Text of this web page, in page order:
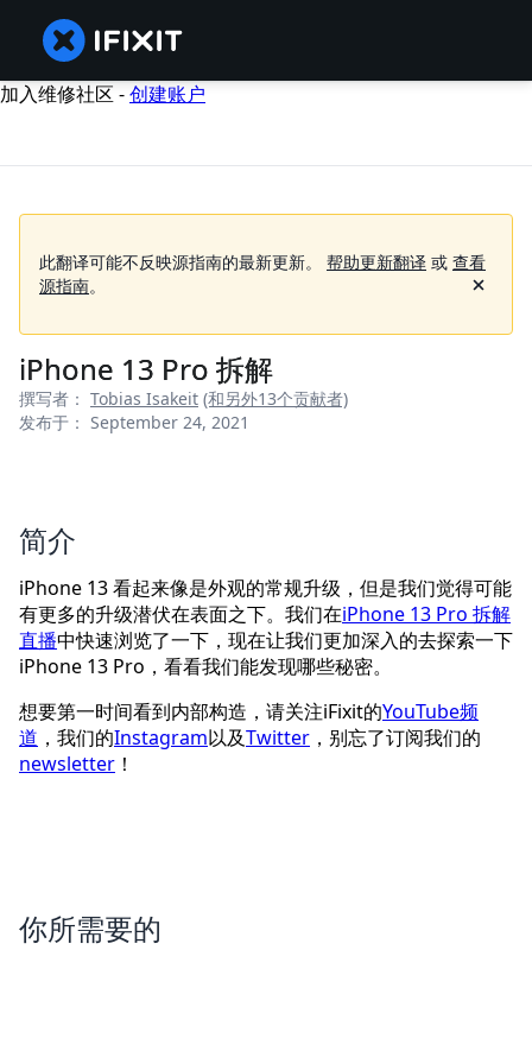
加入维修社区 -创建账户
此翻译可能不反映源指南的最新更新。 帮助更新翻译 或 查看
源指南。
iPhone 13 Pro 拆解
撰写者： Tobias Isakeit (和另外13个贡献者)
发布于： September 24, 2021
简介
iPhone 13 看起来像是外观的常规升级，但是我们觉得可能
有更多的升级潜伏在表面之下。我们在iPhone 13 Pro 拆解
直播中快速浏览了一下，现在让我们更加深入的去探索一下
iPhone 13 Pro，看看我们能发现哪些秘密。
想要第一时间看到内部构造，请关注iFixit的YouTube频
道 ，我们的Instagram以及Twitter ，别忘了订阅我们的
newsletter ！
你所需要的